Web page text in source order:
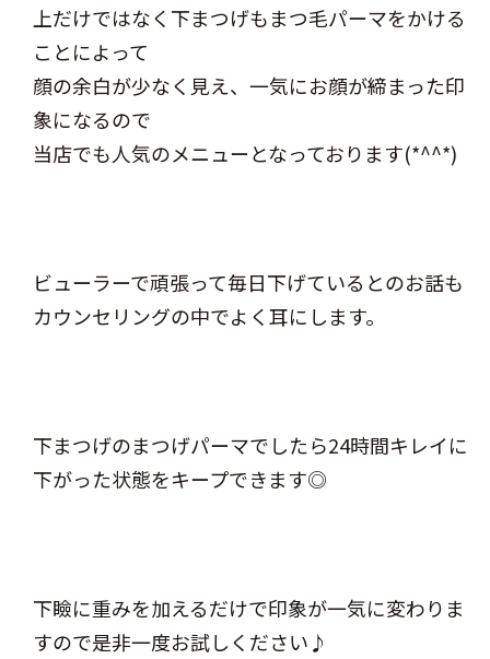
上だけではなく下まつげもまつ毛パーマをかける
ことによって
顔の余白が少なく見え、一気にお顔が締まった印
象になるので
当店でも人気のメニューとなっております(*^^*)
ビューラーで頑張って毎日下げているとのお話も
カウンセリングの中でよく耳にします。
下まつげのまつげパーマでしたら24時間キレイに
下がった状態をキープできます◎
下瞼に重みを加えるだけで印象が一気に変わりま
すので是非一度お試しください♪